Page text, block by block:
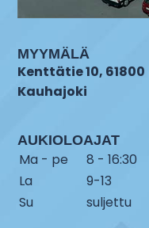
MYYMÄLÄ
Kenttätie 10, 61800
Kauhajoki
AUKIOLOAJAT
Ma - pe
8 - 16:30
La
9-13
Su
suljettu